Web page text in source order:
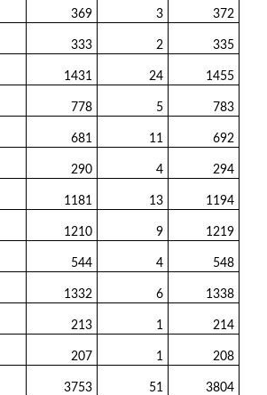
369 3 372
333 2 335
1431 24 1455
778 5 783
681 11 692
290 4 294
1181 13 1194
1210 9 1219
544 4 548
1332 6 1338
213 1 214
207 1 208
3753 51 3804